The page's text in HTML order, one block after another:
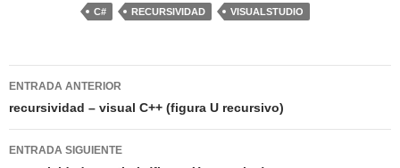
C# RECURSIVIDAD VISUALSTUDIO
Navegación
de
entradas
ENTRADA ANTERIOR
recursividad – visual C++ (figura U recursivo)
ENTRADA SIGUIENTE